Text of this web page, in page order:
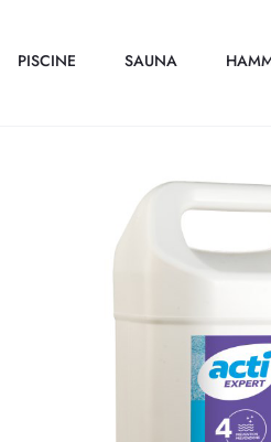
PISCINE SAUNA